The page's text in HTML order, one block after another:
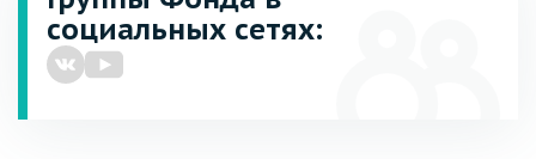
социальных сетях: